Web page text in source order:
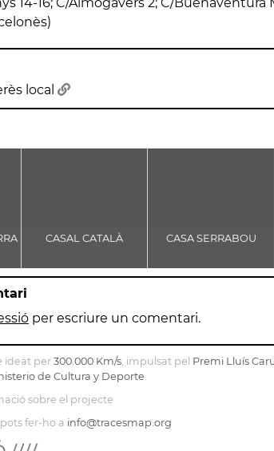
local
CASAL CATALÀ CASA SERRABOU
per escriure un comentari.
ideat per 300.000 Km/s, impulsat pel Premi Lluís
de Cultura y Deporte.
sobre el projecte
fer-ho a info@tracesmap.org